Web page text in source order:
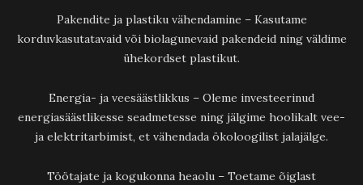
Pakendite ja plastiku vähendamine – Kasutame
korduvkasutatavaid või biolagunevaid pakendeid ning väldime
ühekordset plastikut.
Energia- ja veesäästlikkus – Oleme investeerinud
energiasäästlikesse seadmetesse ning jälgime hoolikalt vee-
ja elektritarbimist, et vähendada ökoloogilist jalajälge.
Töötajate ja kogukonna heaolu – Toetame õiglast